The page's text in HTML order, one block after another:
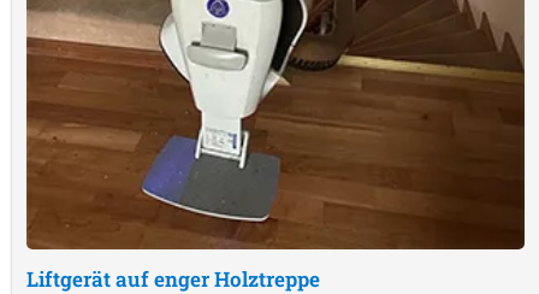
Liftgerät auf enger Holztreppe